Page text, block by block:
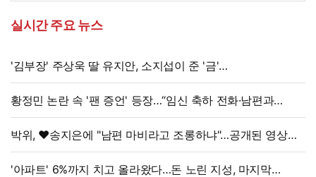
실시간 주요 뉴스
'김부장' 주상욱 딸 유지안, 소지섭이 준 '금'
방치했다…"비누인 줄"
황정민 논란 속 '팬 증언' 등장…“임신 축하 전화·남편과
식사도”
박위, ♥송지은에 "남편 마비라고 조롱하냐"…공개된 영상
보니
'아파트' 6%까지 치고 올라왔다…돈 노린 지성, 마지막